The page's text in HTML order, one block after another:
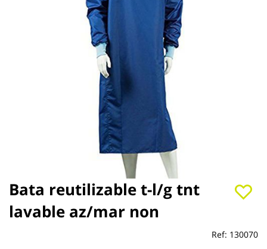
Bata reutilizable t-l/g tnt
lavable az/mar non
Ref: 130070
Saltar
al
comienzo
de